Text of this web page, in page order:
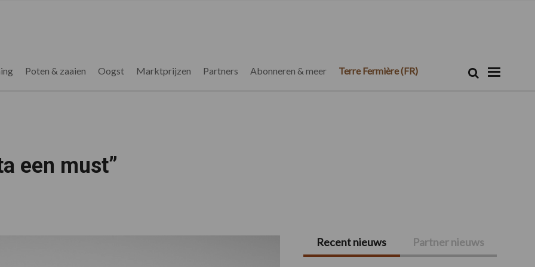
Poten & zaaien Oogst Marktprijzen Partners Abonneren & meer Terre Fermière (FR) Zoek
een must”
Primaire
Recent nieuws Partner nieuws